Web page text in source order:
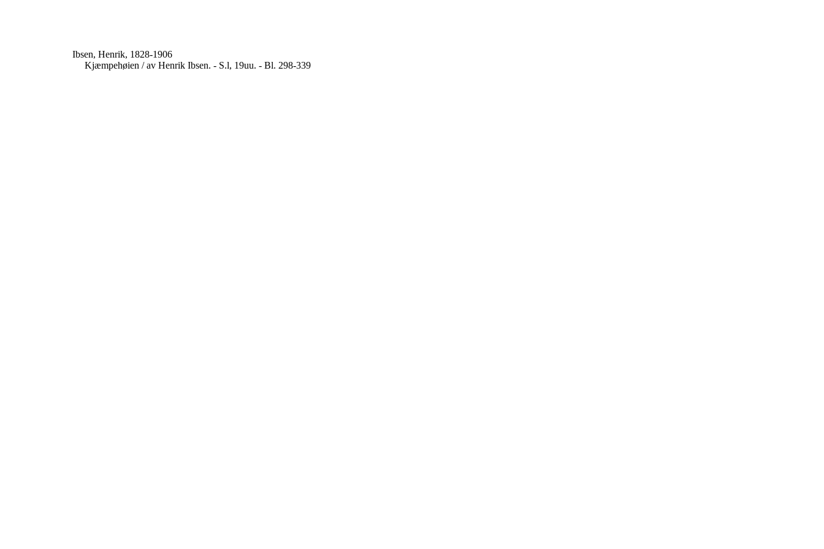
Ibsen, Henrik, 1828-1906
Kjæmpehøien / av Henrik Ibsen. - S.l, 19uu. - Bl. 298-339